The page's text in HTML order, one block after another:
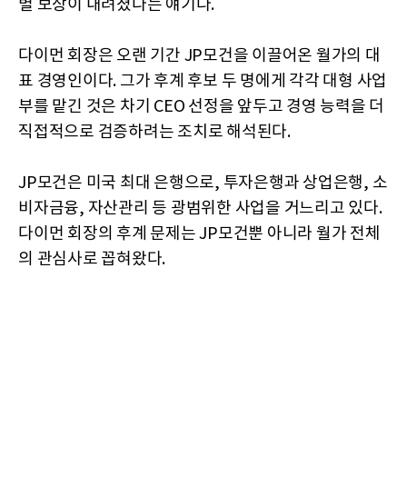
별 보상이 내려졌다는 얘기다.
다이먼 회장은 오랜 기간 JP모건을 이끌어온 월가의 대
표 경영인이다. 그가 후계 후보 두 명에게 각각 대형 사업
부를 맡긴 것은 차기 CEO 선정을 앞두고 경영 능력을 더
직접적으로 검증하려는 조치로 해석된다.
JP모건은 미국 최대 은행으로, 투자은행과 상업은행, 소
비자금융, 자산관리 등 광범위한 사업을 거느리고 있다.
다이먼 회장의 후계 문제는 JP모건뿐 아니라 월가 전체
의 관심사로 꼽혀왔다.